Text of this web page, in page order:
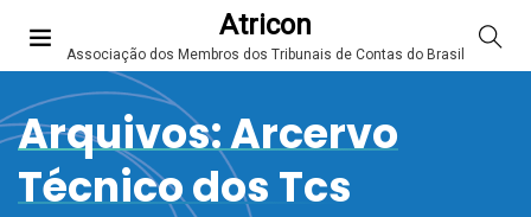
Atricon
Associação dos Membros dos Tribunais de Contas do Brasil
Arquivos:Arcervo
Técnico dos Tcs